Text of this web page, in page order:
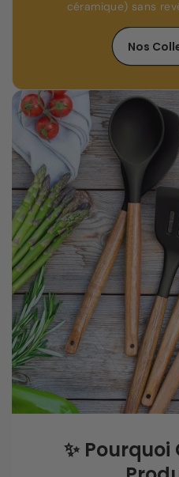
céramique) sans
Nos
✨ Pourquoi